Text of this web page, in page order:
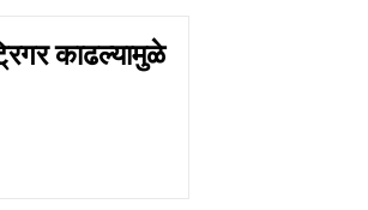
काढल्यामुळे